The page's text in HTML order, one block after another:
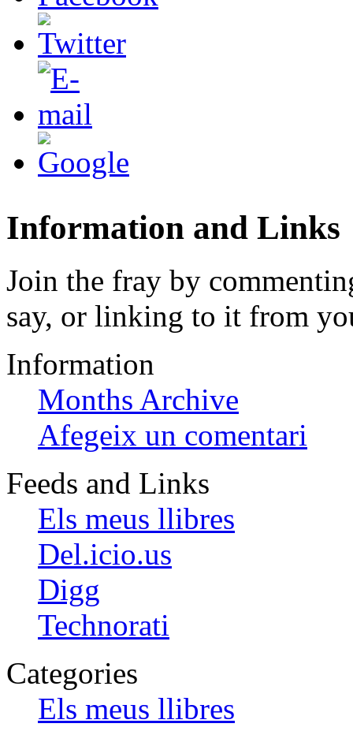
Information and Links
Join the fray by
say, or linking to it from
Information
Months Archive
Afegeix un comentari
Feeds and Links
Els meus llibres
Del.icio.us
Digg
Technorati
Categories
Els meus llibres